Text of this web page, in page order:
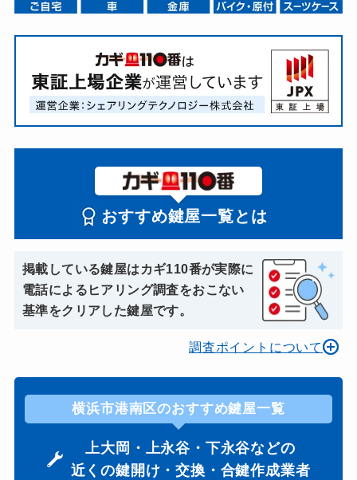
おすすめ鍵屋一覧とは
掲載している鍵屋はカギ110番が実際に
電話によるヒアリング調査をおこない
基準をクリアした鍵屋です。
調査ポイントについて
横浜市港南区のおすすめ鍵屋一覧
上大岡・上永谷・下永谷などの
近くの鍵開け・交換・合鍵作成業者